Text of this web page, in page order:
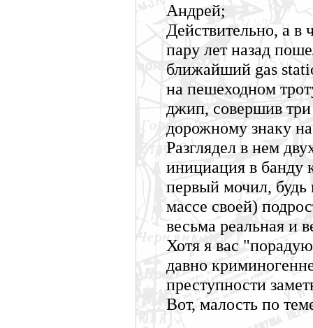
Андрей;
Действительно, а
пару лет назад
ближайший gas
на пешеходном
джип, совершив три
дорожному знаку
Разглядел в нем
инициация в банду
первый мочил,
массе своей)
весьма реальная и
Хотя я вас
давно
преступности
Вот, малость по